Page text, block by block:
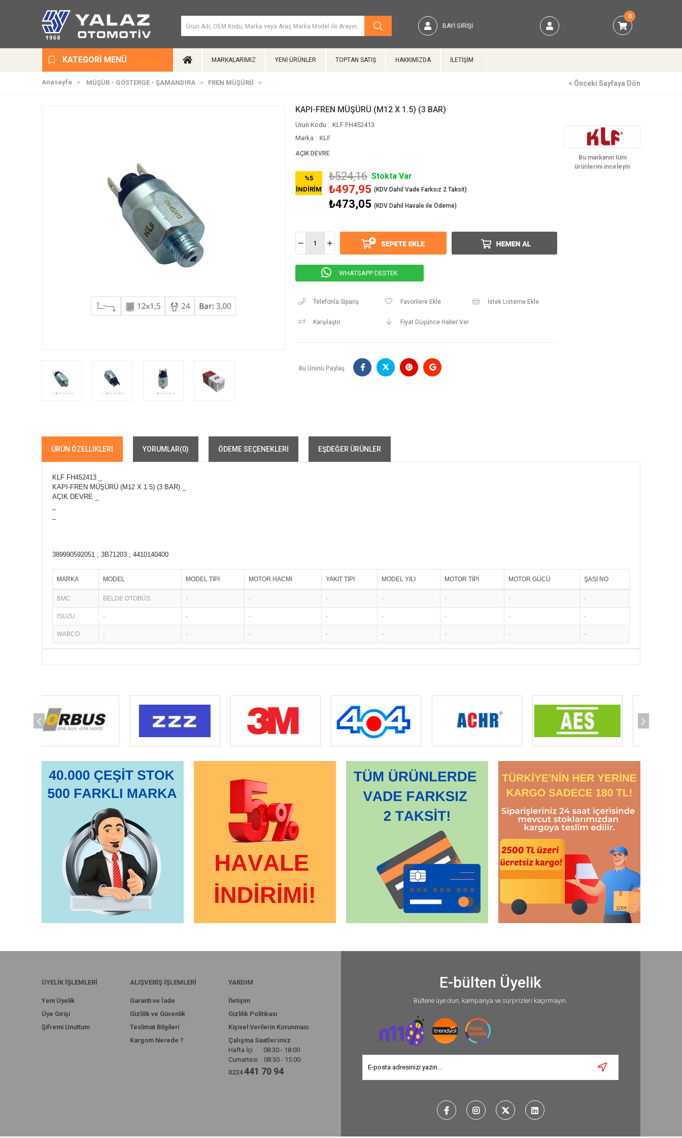
BAYI GIRIŞI
0
KATEGORI MENÜ MARKALARIMIZ YENİ ÜRÜNLER TOPTAN SATIŞ HAKKIMIZDA İLETİŞİM
Anasayfa MÜŞÜR - GÖSTERGE - ŞAMANDIRA FREN MÜŞÜRÜ < Önceki Sayfaya Dön
KAPI-FREN MÜŞÜRÜ (M12 X 1.5) (3 BAR)
KLF FH452413
Marka : KLF
AÇIK DEVRE
%5
İNDIRIM
₺524,16 Stokta Var
₺497,95
₺473,05 (KDV Dahil Havale ile Ödeme)
WHATSAPP DESTEK
Telefonla Sipariş Favorilere Ekle İstek Listeme Ekle
Karşılaştır Fiyat Düşünce Haber Ver
Bu Ürünü Paylaş
ÜRÜN ÖZELLIKLERI YORUMLAR(0) ÖDEME SEÇENEKLERI EŞDEĞER ÜRÜNLER
KLF FH452413 _
KAPI-FREN MÜŞÜRÜ (M12 X 1.5) (3 BAR) _
AÇIK DEVRE _
389990592051 ; 3B71203 ; 4410140400
MARKA MODEL MODEL TİPİ MOTOR HACMİ YAKIT TİPİ MODEL YILI MOTOR TİPİ MOTOR GÜCÜ ŞASİ NO
BMC BELDE OTOBÜS - - - - - - -
ISUZU - - - - - - - -
WABCO - - - - - - - -
ÜYELİK İŞLEMLERİ
Yeni Üyelik
Üye Girişi
Şifremi Unuttum
ALIŞVERİŞ İŞLEMLERİ
Garanti ve İade
Gizlilik ve Güvenlik
Teslimat Bilgileri
Kargom Nerede ?
YARDIM
İletişim
Gizlilik Politikası
Kişisel Verilerin Korunması
Çalışma Saatlerimiz
Hafta İçi : 08:30 - 18:00
Cumartesi : 08:30 - 15:00
0224441 70 94
E-bülten Üyelik
Bültene üye olun, kampanya ve sürprizleri kaçırmayın.